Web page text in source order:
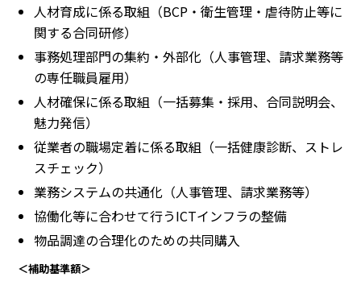
人材育成に係る取組（BCP・衛生管理・虐待防止等に
関する合同研修）
事務処理部門の集約・外部化（人事管理、請求業務等
の専任職員雇用）
人材確保に係る取組（一括募集・採用、合同説明会、
魅力発信）
従業者の職場定着に係る取組（一括健康診断、ストレ
スチェック）
業務システムの共通化（人事管理、請求業務等）
協働化等に合わせて行うICTインフラの整備
物品調達の合理化のための共同購入
＜補助基準額＞